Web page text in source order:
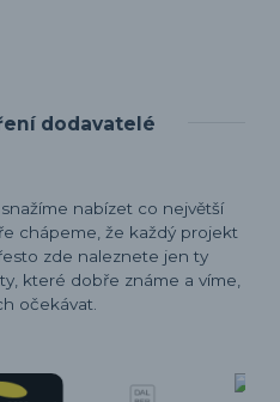
dodavatelé
nabízet co největší
chápeme, že každý projekt
zde naleznete jen ty
které dobře známe a víme,
očekávat.